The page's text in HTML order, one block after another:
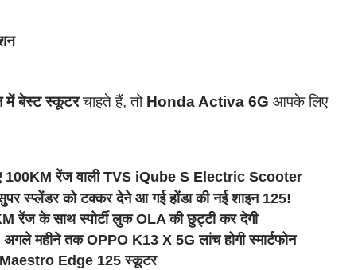
में बेस्ट स्कूटरचाहते हैं, तो Honda Activa 6G आपके लिए
100KM रेंज वाली TVS iQube S Electric Scooter
स्प्लेंडर को टक्कर देने आ गई होंडा की नई शाइन 125!
रेंज के साथ स्पोर्टी लुक OLA की छुट्टी कर देगी
महीने तक OPPO K13 X 5G लांच होगी स्मार्टफोन
Maestro Edge 125 स्कूटर